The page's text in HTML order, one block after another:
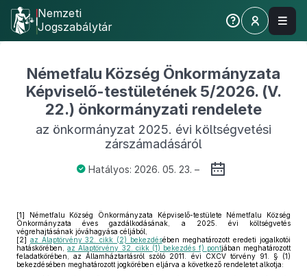
Nemzeti
Jogszabálytár
Németfalu Község Önkormányzata
Képviselő-testületének 5/2026. (V.
22.) önkormányzati rendelete
az önkormányzat 2025. évi költségvetési
zárszámadásáról
Hatályos: 2026. 05. 23. –
[1] Németfalu Község Önkormányzata Képviselő-testülete Németfalu Község
Önkormányzata éves gazdálkodásának, a 2025. évi költségvetés
végrehajtásának jóváhagyása céljából,
[2] az Alaptörvény 32. cikk (2) bekezdésében meghatározott eredeti jogalkotói
hatáskörében,az Alaptörvény 32. cikk (1) bekezdés f) pontjában meghatározott
feladatkörében, az Államháztartásról szóló 2011. évi CXCV törvény 91. § (1)
bekezdésében meghatározott jogkörében eljárva a következő rendeletet alkotja: